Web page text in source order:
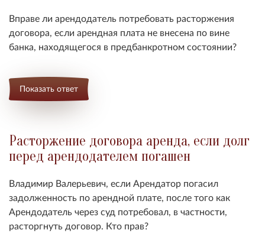
Вправе ли арендодатель потребовать расторжения
договора, если арендная плата не внесена по вине
банка, находящегося в предбанкротном состоянии?
Показать ответ
Расторжение договора аренда, если долг
перед арендодателем погашен
Владимир Валерьевич, если Арендатор погасил
задолженность по арендной плате, после того как
Арендодатель через суд потребовал, в частности,
расторгнуть договор. Кто прав?